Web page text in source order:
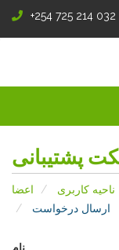
+254 725 214 032
پشتیبانی
اعضا ناحیه کاربری
ارسال درخواست
نام